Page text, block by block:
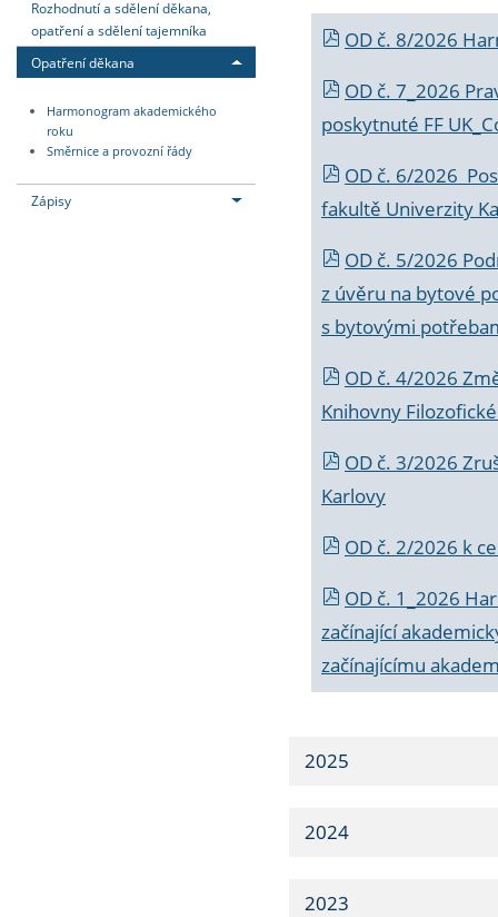
Rozhodnutí a sdělení děkana,
opatření a sdělení tajemníka
Opatření děkana
Harmonogram akademického
roku
Směrnice a provozní řády
Zápisy
OD č. 8/2026
OD č. 7_2026
poskytnuté FF
OD č. 6/2026
fakultě Univerzity
OD č. 5/2026
z úvěru na bytové
s bytovými
OD č. 4/2026
Knihovny
OD č. 3/2026
Karlovy
OD č. 2/2026 k
OD č. 1_2026
začínající
začínajícímu
2025
2024
2023